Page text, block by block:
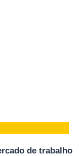
de trabalho